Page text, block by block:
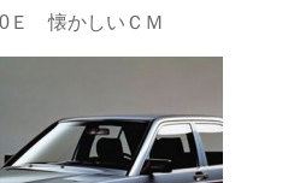
Ｅ 懐かしいＣＭ